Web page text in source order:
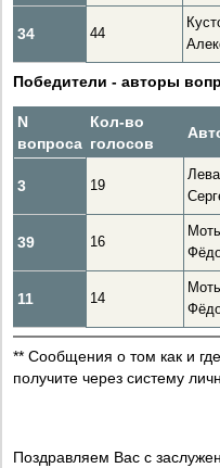
34 44
Победители - авторы
N
вопроса
Кол-во
голосов
3 19
39 16
11 14
** Сообщения о том как и
получите через систему
Поздравляем Вас с